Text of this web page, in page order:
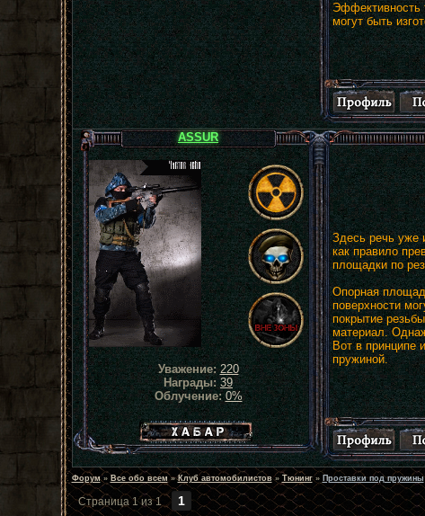
Эффективность
могут быть
Здесь речь уже
как правило
площадки по
Опорная
поверхности
покрытие
материал.
Вот в принципе
пружиной.
ASSUR
Уважение:220
Награды: 39
Облучение:0%
Хабар сталкера
Форум » Все обо всем » Клуб автомобилистов » Тюнинг » Проставки под пружины
Страница1из1 1